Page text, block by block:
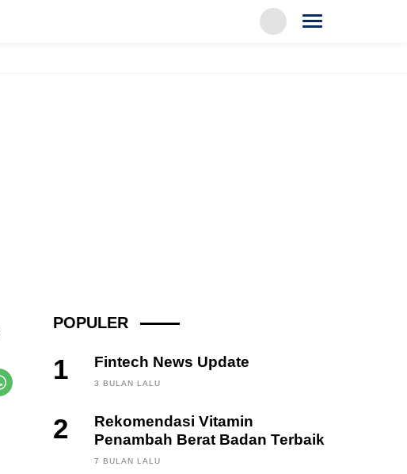
POPULER
1 Fintech News Update
3 BULAN LALU
2
Rekomendasi Vitamin
Penambah Berat Badan Terbaik
7 BULAN LALU